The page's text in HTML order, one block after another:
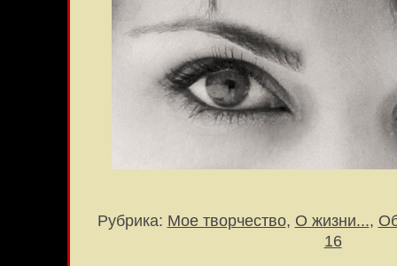
Рубрика: Мое творчество, О жизни...,
16